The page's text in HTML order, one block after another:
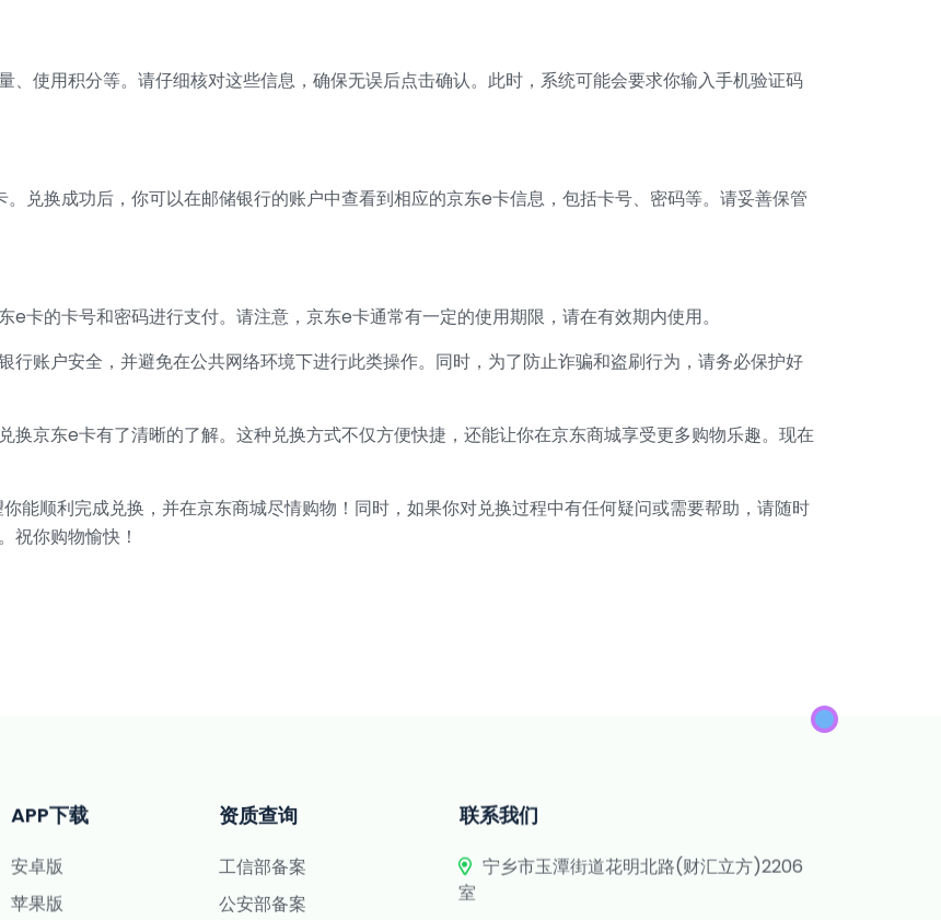
、使用积分等。请仔细核对这些信息，确保无误后点击确认。此时，系统可能会要求你输入手机验证码
兑换成功后，你可以在邮储银行的账户中查看到相应的京东e卡信息，包括卡号、密码等。请妥善保管
卡的卡号和密码进行支付。请注意，京东e卡通常有一定的使用期限，请在有效期内使用。
行账户安全，并避免在公共网络环境下进行此类操作。同时，为了防止诈骗和盗刷行为，请务必保护好
换京东e卡有了清晰的了解。这种兑换方式不仅方便快捷，还能让你在京东商城享受更多购物乐趣。现在
能顺利完成兑换，并在京东商城尽情购物！同时，如果你对兑换过程中有任何疑问或需要帮助，请随时
祝你购物愉快！
APP下载
安卓版
苹果版
资质查询
工信部备案
公安部备案
联系我们
宁乡市玉潭街道花明北路(财汇立方)2206
室